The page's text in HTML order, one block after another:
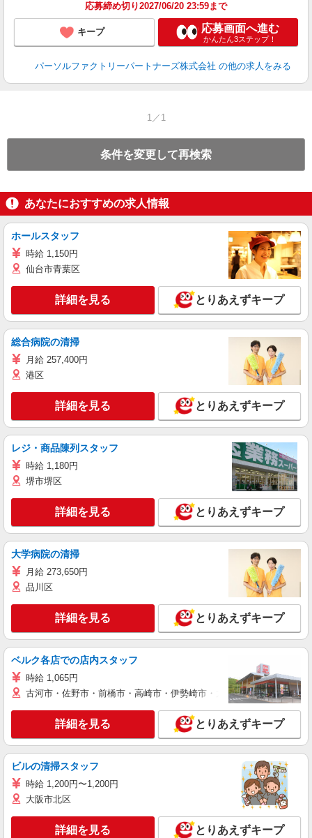
応募締め切り2027/06/20 23:59まで
キープ 応募画面へ進む
かんたん3ステップ！
パーソルファクトリーパートナーズ株式会社 の他の求人をみる
1／1
条件を変更して再検索
あなたにおすすめの求人情報
ホールスタッフ
時給 1,150円
仙台市青葉区
詳細を見る とりあえずキープ
総合病院の清掃
月給 257,400円
港区
詳細を見る とりあえずキープ
レジ・商品陳列スタッフ
時給 1,180円
堺市堺区
詳細を見る とりあえずキープ
大学病院の清掃
月給 273,650円
品川区
詳細を見る とりあえずキープ
ベルク各店での店内スタッフ
時給 1,065円
古河市・佐野市・前橋市・高崎市・伊勢崎市・太田市・館林市・藤
詳細を見る とりあえずキープ
ビルの清掃スタッフ
時給 1,200円〜1,200円
大阪市北区
詳細を見る とりあえずキープ